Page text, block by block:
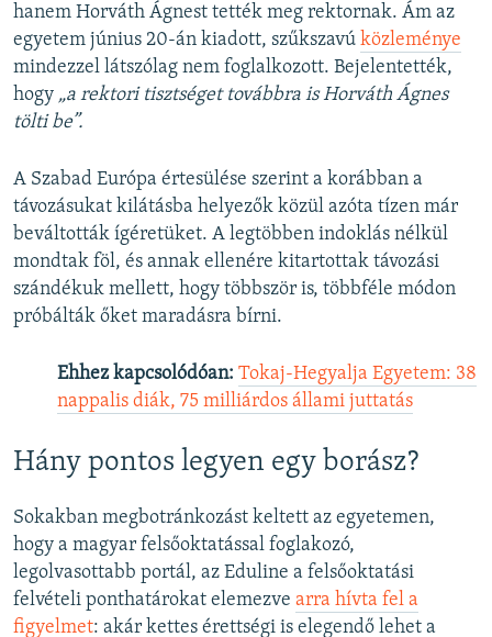
hanem Horváth Ágnest tették meg rektornak. Ám az
egyetem június 20-án kiadott, szűkszavú közleménye
mindezzel látszólag nem foglalkozott. Bejelentették,
hogy „a rektori tisztséget továbbra is Horváth Ágnes
tölti be”.
A Szabad Európa értesülése szerint a korábban a
távozásukat kilátásba helyezők közül azóta tízen már
beváltották ígéretüket. A legtöbben indoklás nélkül
mondtak föl, és annak ellenére kitartottak távozási
szándékuk mellett, hogy többször is, többféle módon
próbálták őket maradásra bírni.
Ehhez kapcsolódóan: Tokaj-Hegyalja Egyetem: 38
nappalis diák, 75 milliárdos állami juttatás
Hány pontos legyen egy borász?
Sokakban megbotránkozást keltett az egyetemen,
hogy a magyar felsőoktatással foglakozó,
legolvasottabb portál, az Eduline a felsőoktatási
felvételi ponthatárokat elemezve arra hívta fel a
figyelmet: akár kettes érettségi is elegendő lehet a